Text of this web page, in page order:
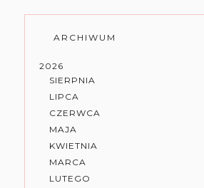
ARCHIWUM
2026
SIERPNIA
LIPCA
CZERWCA
MAJA
KWIETNIA
MARCA
LUTEGO